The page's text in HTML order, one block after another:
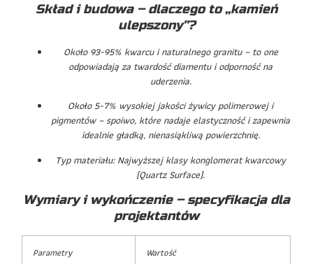
Skład i budowa – dlaczego to „kamień
ulepszony”?
Około 93-95% kwarcu i naturalnego granitu – to one
odpowiadają za twardość diamentu i odporność na
uderzenia.
Około 5-7% wysokiej jakości żywicy polimerowej i
pigmentów – spoiwo, które nadaje elastyczność i zapewnia
idealnie gładką, nienasiąkliwą powierzchnię.
Typ materiału: Najwyższej klasy konglomerat kwarcowy
(Quartz Surface).
Wymiary i wykończenie – specyfikacja dla
projektantów
Parametry Wartość